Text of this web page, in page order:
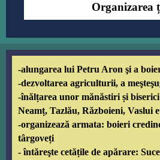
Organizarea
-alungarea lui Petru Aron şi a
-dezvoltarea agriculturii, a
-înălțarea unor mănăstiri și
Neamț, Tazlău, Războieni, Vaslui
-organizează armata: boieri
târgoveți
- întăreşte cetățile de apărare: